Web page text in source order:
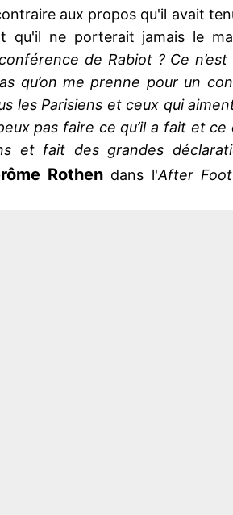
aux propos qu'il avait
qu'il ne porterait jamais le
de Rabiot ? Ce n’est
qu’on me prenne pour un
les Parisiens et ceux qui
pas faire ce qu’il a fait et ce
et fait des grandes
Rothen dans l'After